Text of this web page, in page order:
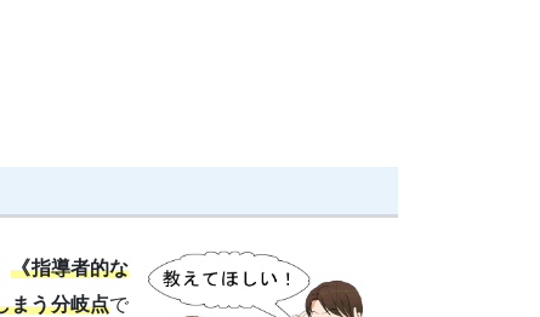
《指導者的な
まう分岐点で